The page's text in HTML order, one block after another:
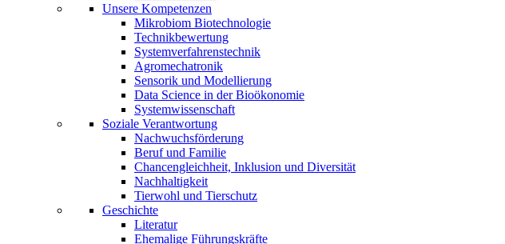
Unsere Kompetenzen
Mikrobiom Biotechnologie
Technikbewertung
Systemverfahrenstechnik
Agromechatronik
Sensorik und Modellierung
Data Science in der Bioökonomie
Systemwissenschaft
Soziale Verantwortung
Nachwuchsförderung
Beruf und Familie
Chancengleichheit, Inklusion und Diversität
Nachhaltigkeit
Tierwohl und Tierschutz
Geschichte
Literatur
Ehemalige Führungskräfte